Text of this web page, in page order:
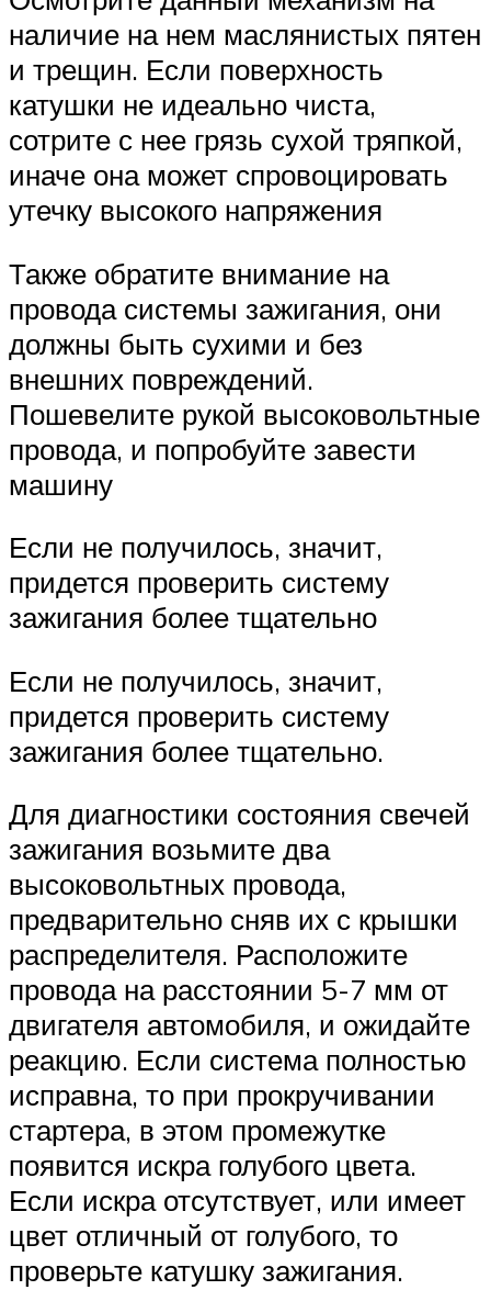
наличие на нем маслянистых пятен
и трещин. Если поверхность
катушки не идеально чиста,
сотрите с нее грязь сухой тряпкой,
иначе она может спровоцировать
утечку высокого напряжения
Также обратите внимание на
провода системы зажигания, они
должны быть сухими и без
внешних повреждений.
Пошевелите рукой высоковольтные
провода, и попробуйте завести
машину
Если не получилось, значит,
придется проверить систему
зажигания более тщательно
Если не получилось, значит,
придется проверить систему
зажигания более тщательно.
Для диагностики состояния свечей
зажигания возьмите два
высоковольтных провода,
предварительно сняв их с крышки
распределителя. Расположите
провода на расстоянии 5-7 мм от
двигателя автомобиля, и ожидайте
реакцию. Если система полностью
исправна, то при прокручивании
стартера, в этом промежутке
появится искра голубого цвета.
Если искра отсутствует, или имеет
цвет отличный от голубого, то
проверьте катушку зажигания.